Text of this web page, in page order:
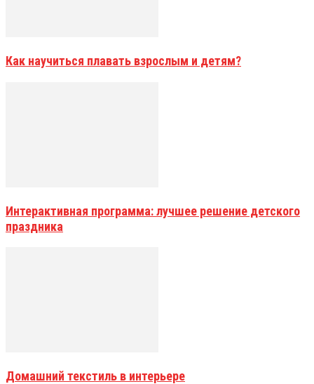
Как научиться плавать взрослым и детям?
Интерактивная программа: лучшее решение детского
праздника
Домашний текстиль в интерьере